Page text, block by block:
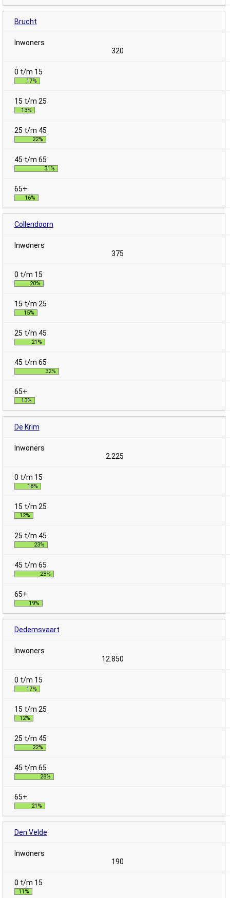
Brucht
320
17%
13%
22%
31%
16%
Collendoorn
375
20%
15%
21%
32%
13%
De Krim
2.225
18%
12%
23%
28%
19%
Dedemsvaart
12.850
17%
12%
22%
28%
21%
Den Velde
190
11%